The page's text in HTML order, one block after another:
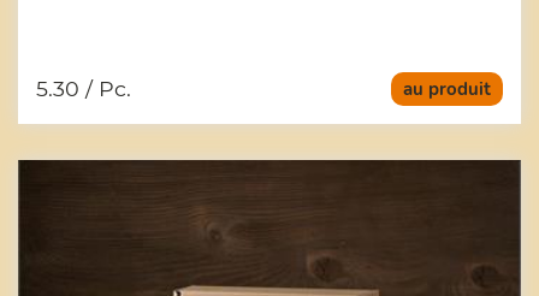
au produit
5.30 / Pc.